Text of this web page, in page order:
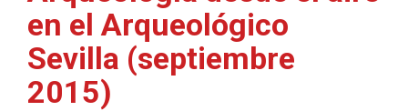
en el Arqueológico
Sevilla (septiembre
2015)